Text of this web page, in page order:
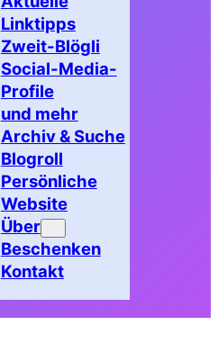
Linktipps
Zweit-Blögli
Social-Media-
Profile
und mehr
Archiv & Suche
Blogroll
Persönliche
Website
Über
Beschenken
Kontakt